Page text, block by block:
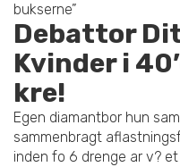
bukserne”
Debattor
Kvinder i
kre!
Egen diamantbor hun
sammenbragt
inden fo 6 drenge ar v?